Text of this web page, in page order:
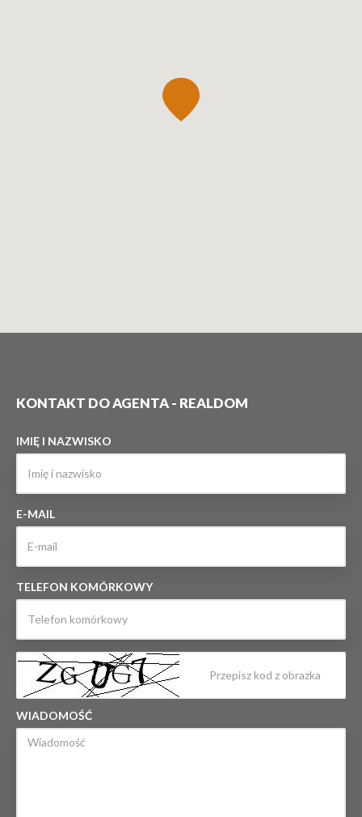
KONTAKT DO AGENTA - REALDOM
IMIĘ I NAZWISKO
E-MAIL
TELEFON KOMÓRKOWY
WIADOMOŚĆ